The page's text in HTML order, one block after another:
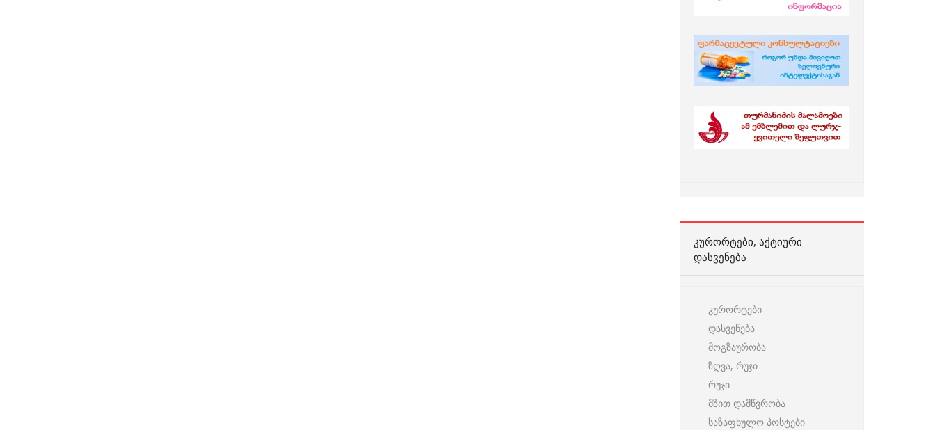
ᲙᲣᲠᲝᲠᲢᲔᲑᲘ, ᲐᲥᲢᲘᲣᲠᲘ
ᲓᲐᲡᲕᲔᲜᲔᲑᲐ
კურორტები
დასვენება
მოგზაურობა
ზღვა, რუჯი
რუჯი
მზით დამწვრობა
საზაფხულო პოსტები